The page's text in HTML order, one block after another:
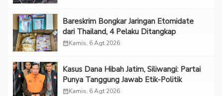
Bareskrim Bongkar Jaringan Etomidate
dari Thailand, 4 Pelaku Ditangkap
calendar_monthKamis, 6 Agt 2026
Kasus Dana Hibah Jatim, Siliwangi: Partai
Punya Tanggung Jawab Etik-Politik
calendar_monthKamis, 6 Agt 2026